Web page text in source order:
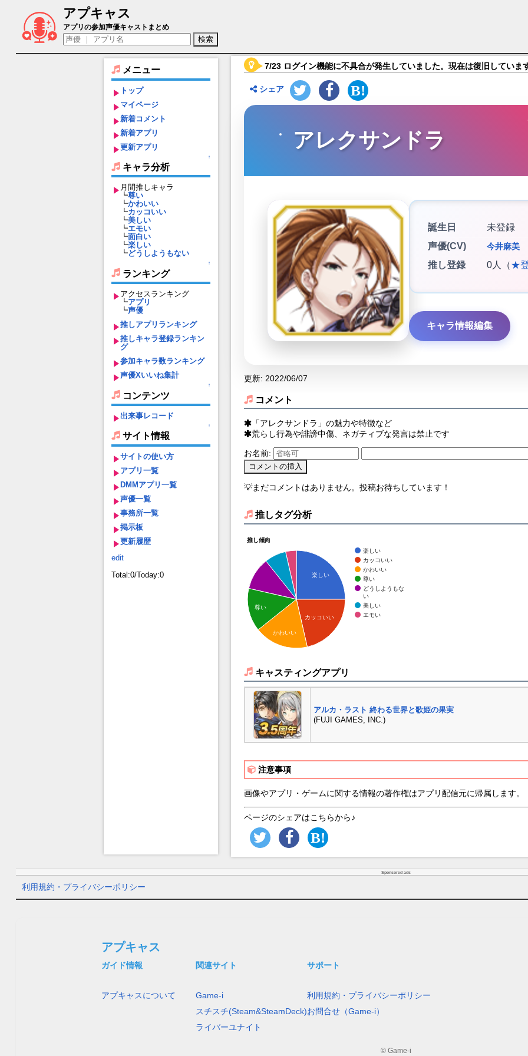
アプキャス
アレクサンドラ（声優：今井麻美)【アルカ・ラスト 終わる世界と歌姫の果実】キャラ紹介
アプリの参加声優キャストまとめ
メニュー
トップ
マイページ
新着コメント
新着アプリ
更新アプリ
↑
キャラ分析
月間推しキャラ
┗尊い
┗かわいい
┗カッコいい
┗美しい
┗エモい
┗面白い
┗楽しい
┗どうしようもない
↑
ランキング
アクセスランキング
┗アプリ
┗声優
推しアプリランキング
推しキャラ登録ランキン
グ
参加キャラ数ランキング
声優Xいいね集計
↑
コンテンツ
出来事レコード
↑
サイト情報
サイトの使い方
アプリ一覧
DMMアプリ一覧
声優一覧
事務所一覧
掲示板
更新履歴
edit
Total:0/Today:0
7/23 ログイン機能に不具合が発生していました。現在は復旧していま
シェア
アレクサンドラ
誕生日
未登録
声優(CV)
今井麻美
推し登録 0人（★
キャラ情報編集
更新: 2022/06/07
コメント
「アレクサンドラ」の魅力や特徴など
荒らし行為や誹謗中傷、ネガティブな発言は禁止です
お名前:
💡まだコメントはありません。投稿お待ちしています！
推しタグ分析
推し傾向
楽しい
カッコいい
かわいい
尊い
どうしようもな
い
美しい
エモい
楽しい
カッコいい
尊い
かわいい
キャスティングアプリ
アルカ・ラスト 終わる世界と歌姫の果実
(FUJI GAMES, INC.)
注意事項
画像やアプリ・ゲームに関する情報の著作権はアプリ配信元に帰属します。
ページのシェアはこちらから♪
Sponsored ads
利用規約・プライバシーポリシー
アプキャス
ガイド情報
アプキャスについて
関連サイト
Game-i
スチスチ(Steam&SteamDeck)
ライバーユナイト
サポート
利用規約・プライバシーポリシー
お問合せ（Game-i）
© Game-i